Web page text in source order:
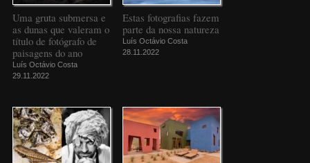
Uma gruta submersa e
as dunas que valeram o
título de fotógrafo de
paisagens do ano
Luís Octávio Costa
29.11.2022
Estas fotografias fazem
parte da nossa natureza
Luís Octávio Costa
28.11.2022